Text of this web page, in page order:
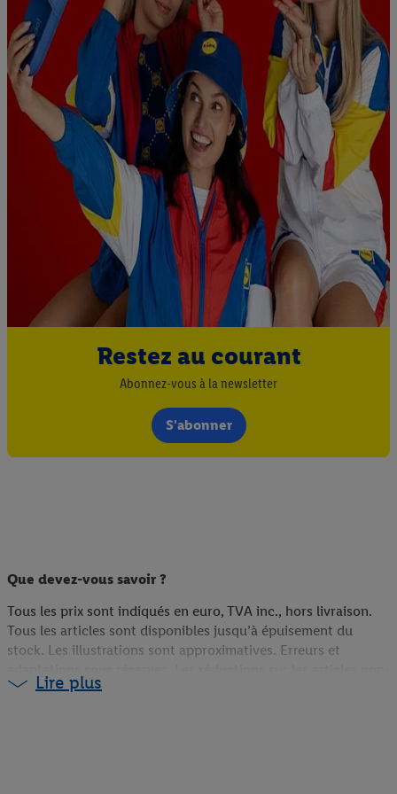
Restez au courant
Abonnez-vous à la newsletter
S'abonner
Que devez-vous savoir ?
Tous les prix sont indiqués en euro, TVA inc., hors livraison.
Tous les articles sont disponibles jusqu’à épuisement du
stock. Les illustrations sont approximatives. Erreurs et
food sont calculées sur la base du prix du webshop (s’ils sont
Lire plus
pour l’avenir dans notre déclaration relative à la protection des
données
Vous trouverez les impressions ici.